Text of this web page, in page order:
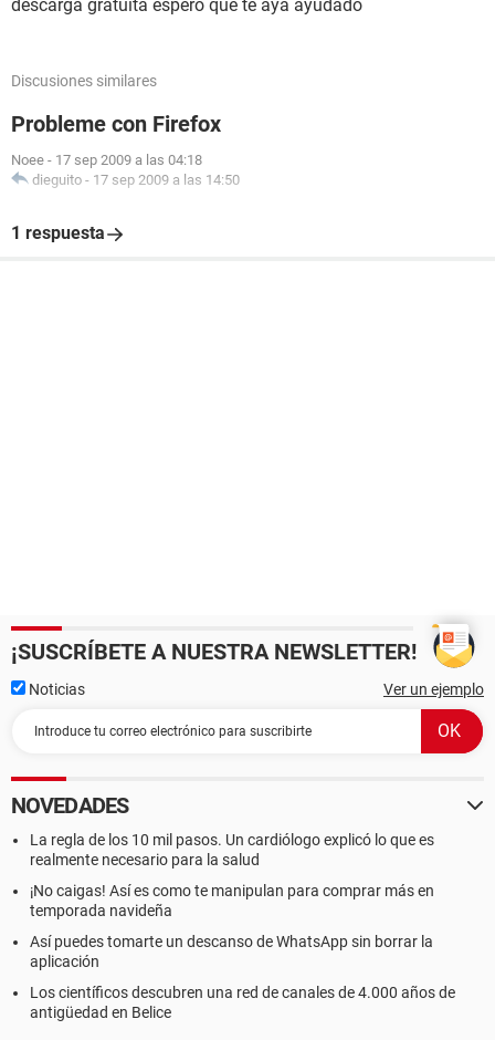
descarga gratuita espero que te aya ayudado
Discusiones similares
Probleme con Firefox
Noee - 17 sep 2009 a las 04:18
dieguito - 17 sep 2009 a las 14:50
1 respuesta
¡SUSCRÍBETE A NUESTRA NEWSLETTER!
Noticias Ver un ejemplo
NOVEDADES
La regla de los 10 mil pasos. Un cardiólogo explicó lo que es
realmente necesario para la salud
¡No caigas! Así es como te manipulan para comprar más en
temporada navideña
Así puedes tomarte un descanso de WhatsApp sin borrar la
aplicación
Los científicos descubren una red de canales de 4.000 años de
antigüedad en Belice